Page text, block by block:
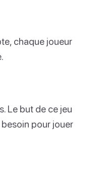
chaque joueur
Le but de ce jeu
pour jouer